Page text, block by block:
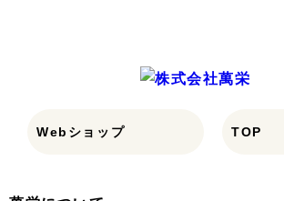
Webショップ TOP